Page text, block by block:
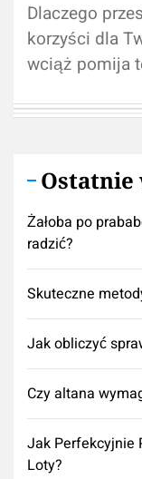
Dlaczego
korzyści dla
wciąż pomija
pieczenia....
Ostatnie
Żałoba po
radzić?
Skuteczne
Jak obliczyć
Czy altana
Jak Perfekcyjnie
Loty?